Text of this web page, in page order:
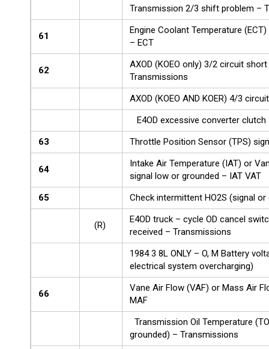
Transmission 2/3 shift problem –
61
Engine Coolant Temperature
– ECT
62
AXOD (KOEO only) 3/2 circuit
Transmissions
AXOD (KOEO AND KOER) 4/3
E4OD excessive converter
63
Throttle Position Sensor (TPS)
64
Intake Air Temperature (IAT) or
signal low or grounded – IAT VAT
65
Check intermittent HO2S (signal
(R)
E4OD truck – cycle OD cancel
received – Transmissions
1984 3 8L ONLY – O, M Battery
electrical system overcharging)
66
Vane Air Flow (VAF) or Mass Air
MAF
Transmission Oil Temperature
grounded) – Transmissions